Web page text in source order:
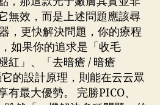
無效，而是上述問題應該尋
，更快解決問題，你的療程
如果你的追求是「收毛
紅」、「去暗瘡 / 暗瘡
的設計原理，則能在云云眾
最大優勢。 完勝PICO、